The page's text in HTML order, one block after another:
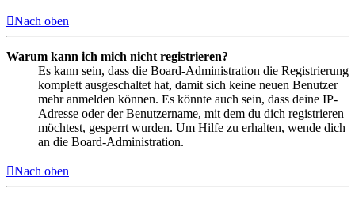
Nach oben
Warum kann ich mich nicht registrieren?
Es kann sein, dass die Board-Administration die Registrierung
komplett ausgeschaltet hat, damit sich keine neuen Benutzer
mehr anmelden können. Es könnte auch sein, dass deine IP-
Adresse oder der Benutzername, mit dem du dich registrieren
möchtest, gesperrt wurden. Um Hilfe zu erhalten, wende dich
an die Board-Administration.
Nach oben